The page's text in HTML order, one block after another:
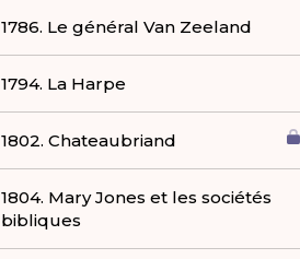
1786. Le général Van Zeeland
1794. La Harpe
1802. Chateaubriand
1804. Mary Jones et les sociétés
bibliques